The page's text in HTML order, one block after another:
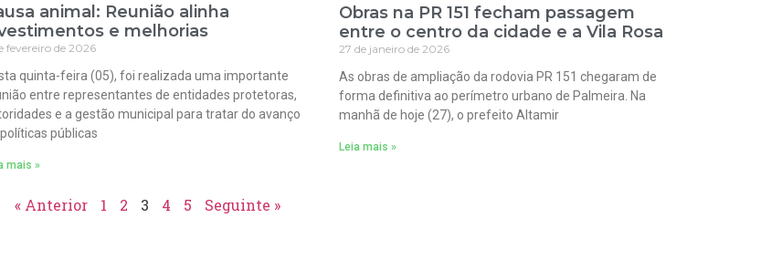
animal: Reunião alinha
e melhorias
fevereiro de 2026
quinta-feira (05), foi realizada uma importante
entre representantes de entidades protetoras,
e a gestão municipal para tratar do avanço
públicas
mais »
Obras na PR 151 fecham passagem
entre o centro da cidade e a Vila Rosa
27 de janeiro de 2026
As obras de ampliação da rodovia PR 151 chegaram de
forma definitiva ao perímetro urbano de Palmeira. Na
manhã de hoje (27), o prefeito Altamir
Leia mais »
« Anterior 1 2 3 4 5 Seguinte »